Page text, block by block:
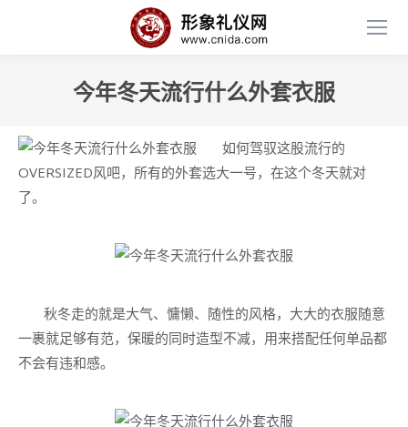
今年冬天流行什么外套衣服
如何驾驭这股流行的
OVERSIZED风吧，所有的外套选大一号，在这个冬天就对
了。
秋冬走的就是大气、慵懒、随性的风格，大大的衣服随意
一裹就足够有范，保暖的同时造型不减，用来搭配任何单品都
不会有违和感。